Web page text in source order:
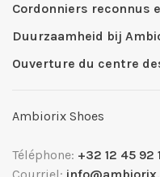
Cordonniers reconnus
Duurzaamheid bij
Ouverture du centre
Ambiorix Shoes
Téléphone: +32 12 45 92